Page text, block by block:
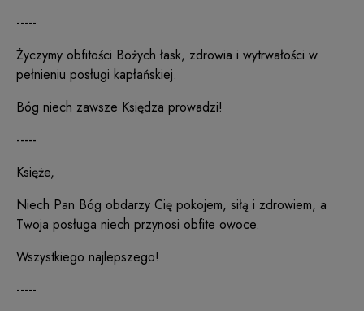
-----
Życzymy obfitości Bożych łask, zdrowia i wytrwałości w
pełnieniu posługi kapłańskiej.
Bóg niech zawsze Księdza prowadzi!
-----
Księże,
Niech Pan Bóg obdarzy Cię pokojem, siłą i zdrowiem, a
Twoja posługa niech przynosi obfite owoce.
Wszystkiego najlepszego!
-----